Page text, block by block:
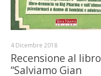
4 Dicembre 2018
Recensione al libro
“Salviamo Gian